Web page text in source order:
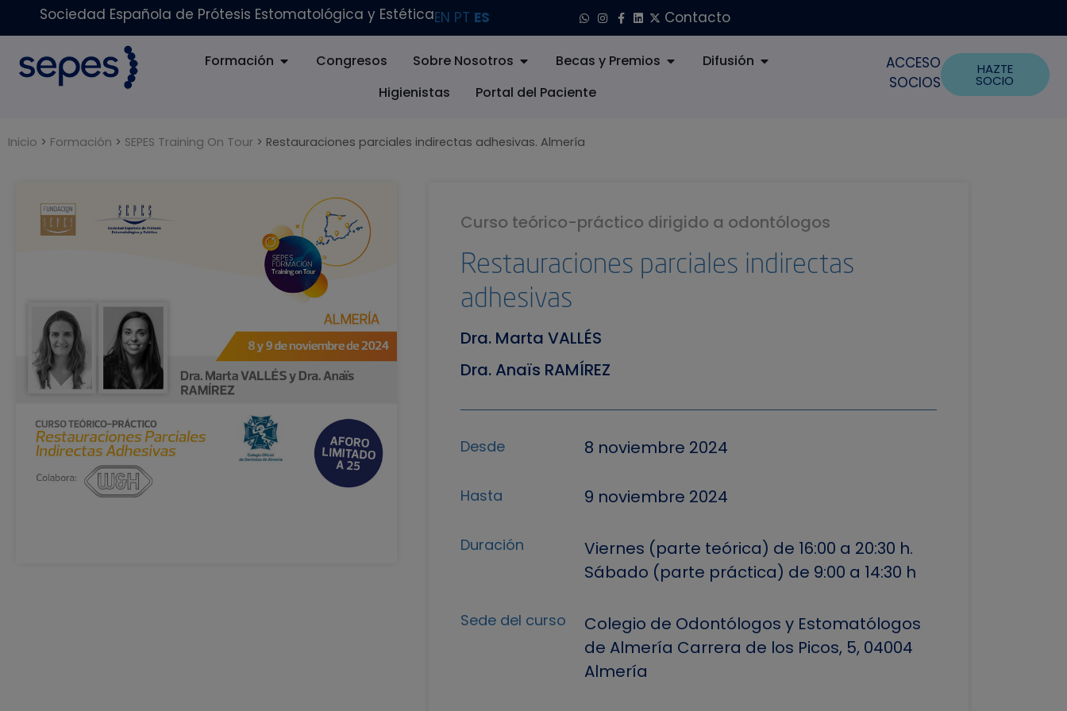
Sociedad Española de Prótesis Estomatológica y EstéticaEN PT ES Contacto
Formación Congresos Sobre Nosotros Becas y Premios
Difusión
Higienistas
Portal del Paciente
ACCESO
SOCIOS
HAZTE
SOCIO
Inicio > Formación > SEPES Training On Tour > Restauraciones parciales indirectas adhesivas. Almería
Curso teórico-práctico dirigido a odontólogos
Restauraciones parciales indirectas
adhesivas
Dra. Marta VALLÉS
Dra. Anaïs RAMÍREZ
Desde 8 noviembre 2024
Hasta 9 noviembre 2024
Duración
Viernes (parte teórica) de 16:00 a 20:30 h.
Sábado (parte práctica) de 9:00 a 14:30 h
Sede del curso
Colegio de Odontólogos y Estomatólogos
de Almería Carrera de los Picos, 5, 04004
Almería